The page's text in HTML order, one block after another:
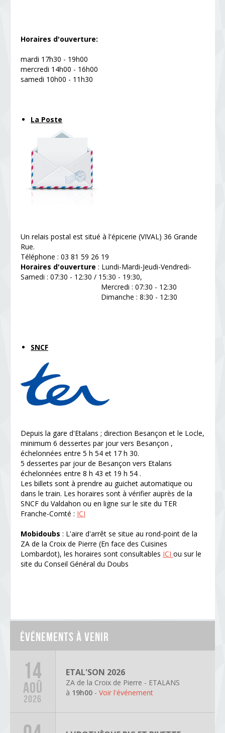
Horaires d'ouverture:
mardi 17h30 - 19h00
mercredi 14h00 - 16h00
samedi 10h00 - 11h30
La Poste
Un relais postal est situé à l'épicerie (VIVAL) 36 Grande
Rue.
Téléphone : 03 81 59 26 19
Horaires d'ouverture : Lundi-Mardi-Jeudi-Vendredi-
Samedi : 07:30 - 12:30 / 15:30 - 19:30,
Mercredi : 07:30 - 12:30
Dimanche : 8:30 - 12:30
SNCF
Depuis la gare d'Etalans ; direction Besançon et le Locle,
minimum 6 dessertes par jour vers Besançon ,
échelonnées entre 5 h 54 et 17 h 30.
5 dessertes par jour de Besançon vers Etalans
échelonnées entre 8 h 43 et 19 h 54 .
Les billets sont à prendre au guichet automatique ou
dans le train. Les horaires sont à vérifier auprès de la
SNCF du Valdahon ou en ligne sur le site du TER
Franche-Comté : ICI
Mobidoubs : L'aire d'arrêt se situe au rond-point de la
ZA de la Croix de Pierre (En face des Cuisines
Lombardot), les horaires sont consultables ICI ou sur le
site du Conseil Général du Doubs
Événements à venir
14
AOÛ
2026
ETAL'SON 2026
ZA de la Croix de Pierre - ETALANS
à 19h00 - Voir l'événement